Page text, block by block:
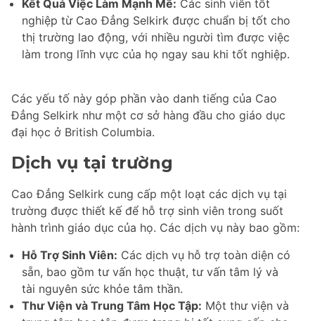
Kết Quả Việc Làm Mạnh Mẽ: Các sinh viên tốt
nghiệp từ Cao Đẳng Selkirk được chuẩn bị tốt cho
thị trường lao động, với nhiều người tìm được việc
làm trong lĩnh vực của họ ngay sau khi tốt nghiệp.
Các yếu tố này góp phần vào danh tiếng của Cao
Đẳng Selkirk như một cơ sở hàng đầu cho giáo dục
đại học ở British Columbia.
Dịch vụ tại trường
Cao Đẳng Selkirk cung cấp một loạt các dịch vụ tại
trường được thiết kế để hỗ trợ sinh viên trong suốt
hành trình giáo dục của họ. Các dịch vụ này bao gồm:
Hỗ Trợ Sinh Viên: Các dịch vụ hỗ trợ toàn diện có
sẵn, bao gồm tư vấn học thuật, tư vấn tâm lý và
tài nguyên sức khỏe tâm thần.
Thư Viện và Trung Tâm Học Tập: Một thư viện và